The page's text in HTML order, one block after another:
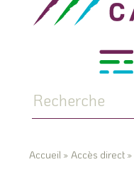
Accueil» Accès direct»